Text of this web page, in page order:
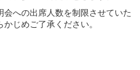
への出席人数を制限させていた
じめご了承ください。